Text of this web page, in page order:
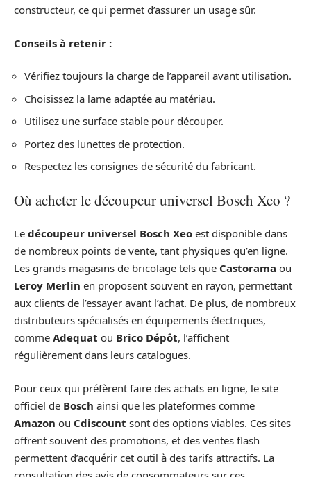
constructeur, ce qui permet d’assurer un usage sûr.
Conseils à retenir :
Vérifiez toujours la charge de l’appareil avant utilisation.
Choisissez la lame adaptée au matériau.
Utilisez une surface stable pour découper.
Portez des lunettes de protection.
Respectez les consignes de sécurité du fabricant.
Où acheter le découpeur universel Bosch Xeo ?
Le découpeur universel Bosch Xeo est disponible dans
de nombreux points de vente, tant physiques qu’en ligne.
Les grands magasins de bricolage tels que Castorama ou
Leroy Merlin en proposent souvent en rayon, permettant
aux clients de l’essayer avant l’achat. De plus, de nombreux
distributeurs spécialisés en équipements électriques,
comme Adequat ou Brico Dépôt, l’affichent
régulièrement dans leurs catalogues.
Pour ceux qui préfèrent faire des achats en ligne, le site
officiel de Bosch ainsi que les plateformes comme
Amazon ou Cdiscount sont des options viables. Ces sites
offrent souvent des promotions, et des ventes flash
permettent d’acquérir cet outil à des tarifs attractifs. La